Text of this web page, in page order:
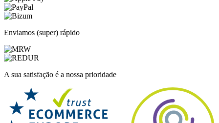
Enviamos (super) rápido
A sua satisfação é a nossa prioridade